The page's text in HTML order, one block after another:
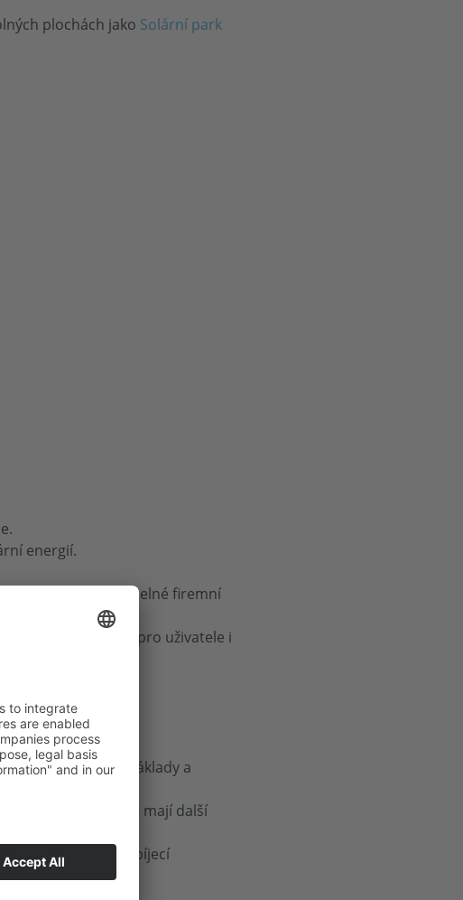
plochách jako Solární park
energií.
→ posílit udržitelné firemní
vyšší atraktivitu pro uživatele i
dodatečné základy a
povolení a obvykle mají další
je naplánována nabíjecí